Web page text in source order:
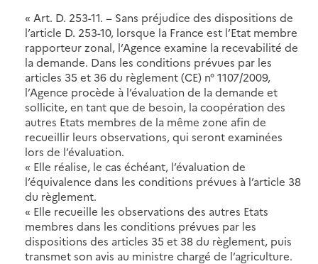
« Art. D. 253-11. − Sans préjudice des dispositions de
l’article D. 253-10, lorsque la France est l’Etat membre
rapporteur zonal, l’Agence examine la recevabilité de
la demande. Dans les conditions prévues par les
articles 35 et 36 du règlement (CE) n° 1107/2009,
l’Agence procède à l’évaluation de la demande et
sollicite, en tant que de besoin, la coopération des
autres Etats membres de la même zone afin de
recueillir leurs observations, qui seront examinées
lors de l’évaluation.
« Elle réalise, le cas échéant, l’évaluation de
l’équivalence dans les conditions prévues à l’article 38
du règlement.
« Elle recueille les observations des autres Etats
membres dans les conditions prévues par les
dispositions des articles 35 et 38 du règlement, puis
transmet son avis au ministre chargé de l’agriculture.